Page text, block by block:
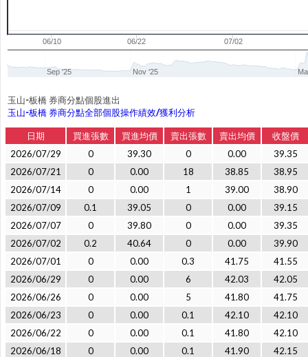
06/10 06/22 07/02
Sep '25 Nov '25
玉山-板橋 券商分點個股進出
玉山-板橋 券商分點全部個股操作績效/獲利分析
日期 買進張數 買進均價 賣出張數 賣出均價
收盤價
2026/07/29
0 39.30 0 0.00
39.35
2026/07/21
0 0.00 18 38.85
38.95
2026/07/14
0 0.00 1 39.00
38.90
2026/07/09
0.1 39.05 0 0.00
39.15
2026/07/07
0 39.80 0 0.00
39.35
2026/07/02
0.2 40.64 0 0.00
39.90
2026/07/01
0 0.00 0.3 41.75
41.55
2026/06/29
0 0.00 6 42.03
42.05
2026/06/26
0 0.00 5 41.80
41.75
2026/06/23
0 0.00 0.1 42.10
42.10
2026/06/22
0 0.00 0.1 41.80
42.10
2026/06/18
0 0.00 0.1 41.90
42.15